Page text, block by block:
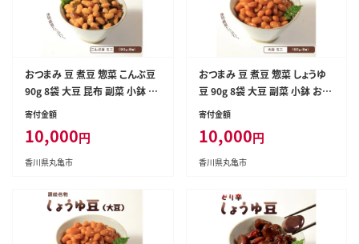
おつまみ 豆 煮豆 惣菜 こんぶ豆
90g 8袋 大豆 昆布 副菜 小鉢 お
かず 豆類 しょうゆ 豆 郷土料理
み 肴 酒 ビール 日本酒 四国 讃
岐 香川県 丸亀市
寄付金額
10,000円
香川県丸亀市
おつまみ 豆 煮豆 惣菜 しょうゆ
豆 90g 8袋 大豆 副菜 小鉢 おか
ず 豆類 しょうゆ 豆 郷土料理 ご
み 肴 酒 ビール 日本酒 四国 讃
岐 香川県 丸亀市
寄付金額
10,000円
香川県丸亀市